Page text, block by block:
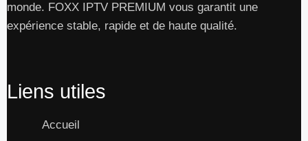
monde. FOXX IPTV PREMIUM vous garantit une
expérience stable, rapide et de haute qualité.
Liens utiles
Accueil